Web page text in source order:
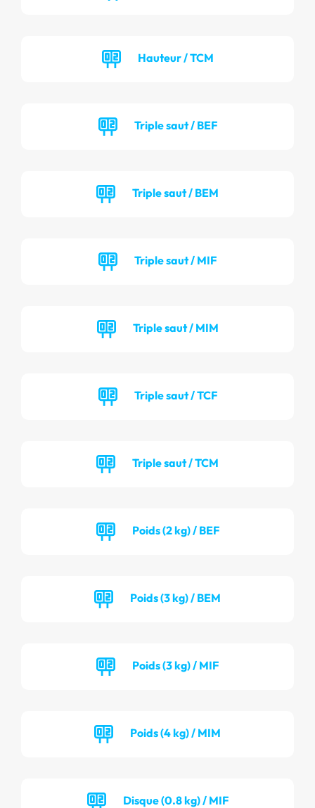
Hauteur / TCM
Triple saut / BEF
Triple saut / BEM
Triple saut / MIF
Triple saut / MIM
Triple saut / TCF
Triple saut / TCM
Poids (2 kg) / BEF
Poids (3 kg) / BEM
Poids (3 kg) / MIF
Poids (4 kg) / MIM
Disque (0.8 kg) / MIF